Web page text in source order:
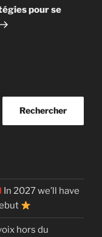
pour se
Rechercher
In 2027 we’ll have
hors du